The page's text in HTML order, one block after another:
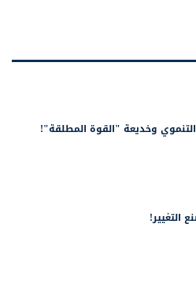
التنموي وخديعة "القوة المطلقة"!
التغيير!